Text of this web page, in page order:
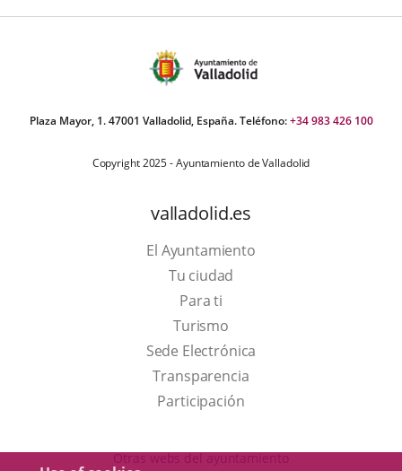
Plaza Mayor, 1. 47001 Valladolid, España. Teléfono:+34 983 426 100
Copyright 2025 - Ayuntamiento de Valladolid
valladolid.es
El Ayuntamiento
Tu ciudad
Para ti
TurismoThis
link
will
open
a
Sede Electrónica
Transparencia
Participación
Otras webs del ayuntamiento